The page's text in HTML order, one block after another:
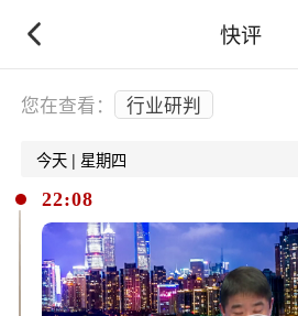
快评
下拉刷新
您在查看： 行业研判
今天 | 星期四
22:08